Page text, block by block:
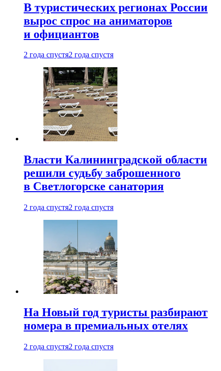
В туристических регионах России
вырос спрос на аниматоров
и официантов
2 года спустя2 года спустя
Власти Калининградской области
решили судьбу заброшенного
в Светлогорске санатория
2 года спустя2 года спустя
На Новый год туристы разбирают
номера в премиальных отелях
2 года спустя2 года спустя